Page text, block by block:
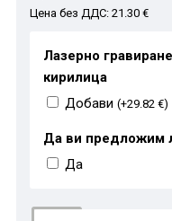
Цена без ДДС: 21.30 €
Лазерно
кирилица
Добави (+29.82 €)
Да ви предложим
Да